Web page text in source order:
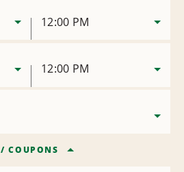
12:00 PM
12:00 PM
/COUPONS